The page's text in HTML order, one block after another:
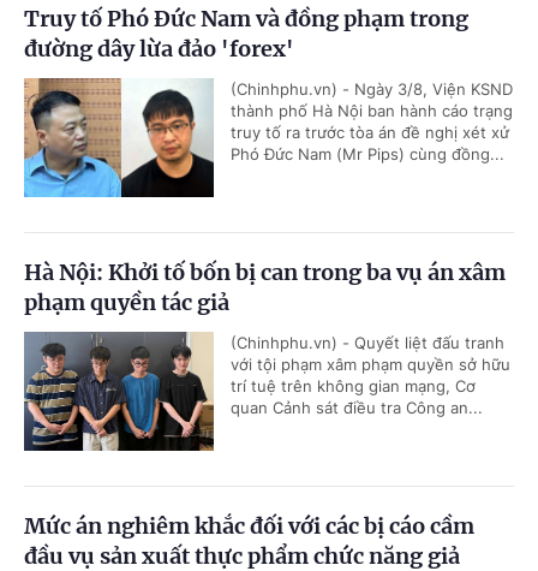
Truy tố Phó Đức Nam và đồng phạm trong
đường dây lừa đảo 'forex'
(Chinhphu.vn) - Ngày 3/8, Viện KSND
thành phố Hà Nội ban hành cáo trạng
truy tố ra trước tòa án đề nghị xét xử
Phó Đức Nam (Mr Pips) cùng đồng...
Hà Nội: Khởi tố bốn bị can trong ba vụ án xâm
phạm quyền tác giả
(Chinhphu.vn) - Quyết liệt đấu tranh
với tội phạm xâm phạm quyền sở hữu
trí tuệ trên không gian mạng, Cơ
quan Cảnh sát điều tra Công an...
Mức án nghiêm khắc đối với các bị cáo cầm
đầu vụ sản xuất thực phẩm chức năng giả